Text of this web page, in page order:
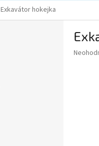
Exkavátor hokejka